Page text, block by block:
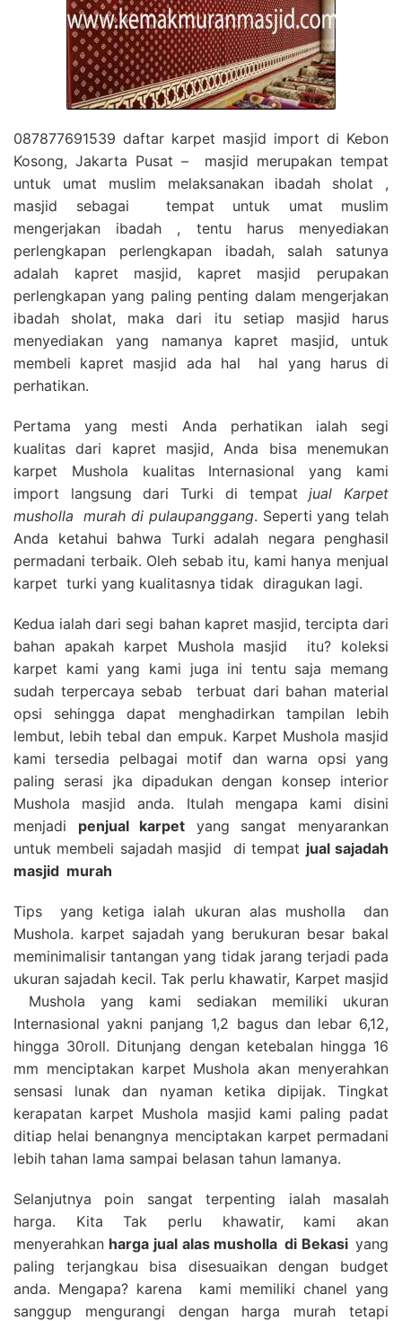
087877691539 daftar karpet masjid import di Kebon
Kosong, Jakarta Pusat – masjid merupakan tempat
untuk umat muslim melaksanakan ibadah sholat ,
masjid sebagai tempat untuk umat muslim
mengerjakan ibadah , tentu harus menyediakan
perlengkapan perlengkapan ibadah, salah satunya
adalah kapret masjid, kapret masjid perupakan
perlengkapan yang paling penting dalam mengerjakan
ibadah sholat, maka dari itu setiap masjid harus
menyediakan yang namanya kapret masjid, untuk
membeli kapret masjid ada hal hal yang harus di
perhatikan.
Pertama yang mesti Anda perhatikan ialah segi
kualitas dari kapret masjid, Anda bisa menemukan
karpet Mushola kualitas Internasional yang kami
import langsung dari Turki di tempatjual Karpet
musholla
murah di pulaupanggang. Seperti yang telah
Anda ketahui bahwa Turki adalah negara penghasil
permadani terbaik. Oleh sebab itu, kami hanya menjual
karpet turki yang kualitasnya tidak diragukan lagi.
Kedua ialah dari segi bahan kapret masjid, tercipta dari
bahan apakah karpet Mushola masjid itu? koleksi
karpet kami yang kami juga ini tentu saja memang
sudah terpercaya sebab terbuat dari bahan material
opsi sehingga dapat menghadirkan tampilan lebih
lembut, lebih tebal dan empuk. Karpet Mushola masjid
kami tersedia pelbagai motif dan warna opsi yang
paling serasi jka dipadukan dengan konsep interior
Mushola masjid anda. Itulah mengapa kami disini
menjadi penjual karpet yang sangat menyarankan
untuk membeli sajadah masjid di tempat jual sajadah
masjid murah
Tips yang ketiga ialah ukuran alas musholla dan
Mushola. karpet sajadah yang berukuran besar bakal
meminimalisir tantangan yang tidak jarang terjadi pada
ukuran sajadah kecil. Tak perlu khawatir, Karpet masjid
Mushola yang kami sediakan memiliki ukuran
Internasional yakni panjang 1,2 bagus dan lebar 6,12,
hingga 30roll. Ditunjang dengan ketebalan hingga 16
mm menciptakan karpet Mushola akan menyerahkan
sensasi lunak dan nyaman ketika dipijak. Tingkat
kerapatan karpet Mushola masjid kami paling padat
ditiap helai benangnya menciptakan karpet permadani
lebih tahan lama sampai belasan tahun lamanya.
Selanjutnya poin sangat terpenting ialah masalah
harga. Kita Tak perlu khawatir, kami akan
menyerahkan harga jual alas musholla di Bekasiyang
paling terjangkau bisa disesuaikan dengan budget
anda. Mengapa? karena kami memiliki chanel yang
sanggup mengurangi dengan harga murah tetapi